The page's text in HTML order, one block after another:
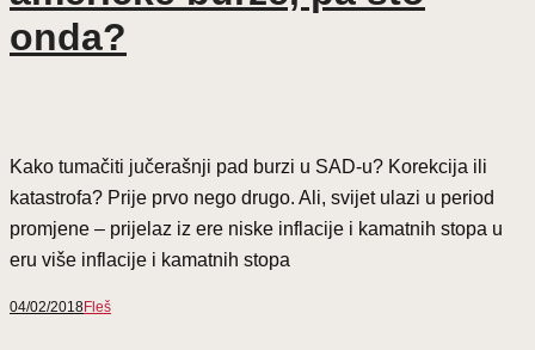
onda?
Kako tumačiti jučerašnji pad burzi u SAD-u? Korekcija ili
katastrofa? Prije prvo nego drugo. Ali, svijet ulazi u period
promjene – prijelaz iz ere niske inflacije i kamatnih stopa u
eru više inflacije i kamatnih stopa
04/02/2018Fleš